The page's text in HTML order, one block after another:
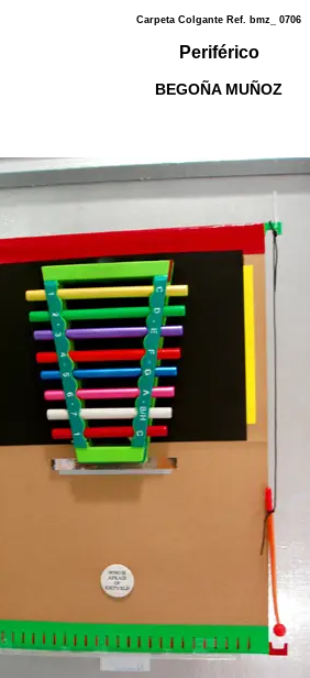
Carpeta Colgante Ref. bmz_ 0706
Periférico
BEGOÑA MUÑOZ